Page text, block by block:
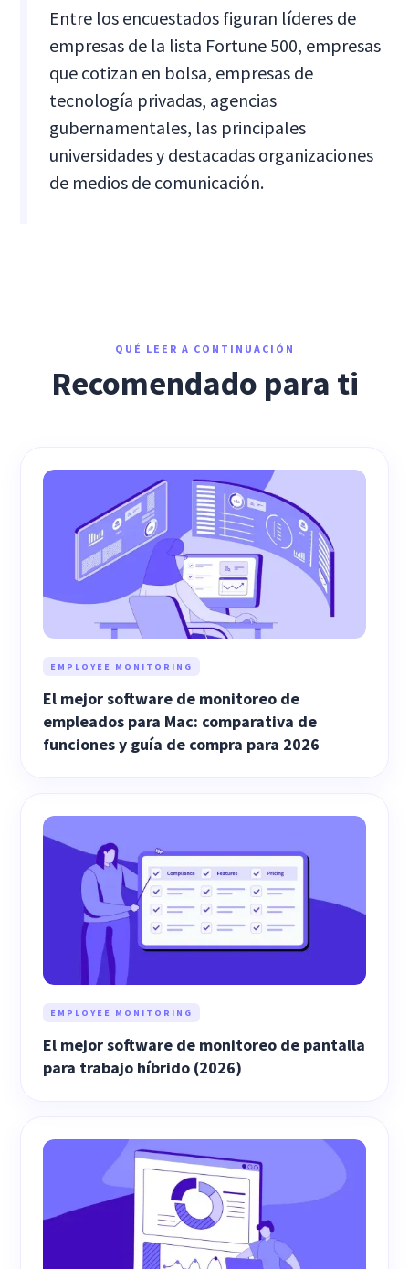
Entre los encuestados figuran líderes de
empresas de la lista Fortune 500, empresas
que cotizan en bolsa, empresas de
tecnología privadas, agencias
gubernamentales, las principales
universidades y destacadas organizaciones
de medios de comunicación.
QUÉ LEER A CONTINUACIÓN
Recomendado para ti
EMPLOYEE MONITORING
El mejor software de monitoreo de
empleados para Mac: comparativa de
funciones y guía de compra para 2026
EMPLOYEE MONITORING
El mejor software de monitoreo de pantalla
para trabajo híbrido (2026)